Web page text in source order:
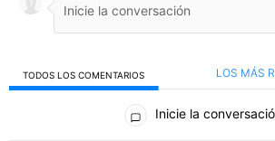
TODOS LOS COMENTARIOS LOS MÁS
Todos los comentarios
Inicie la